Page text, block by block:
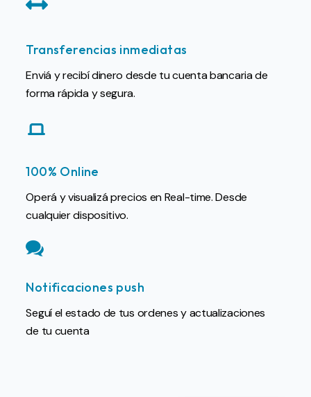
Transferencias inmediatas
Enviá y recibí dinero desde tu cuenta bancaria de
forma rápida y segura.
100% Online
Operá y visualizá precios en Real-time. Desde
cualquier dispositivo.
Notificaciones push
Seguí el estado de tus ordenes y actualizaciones
de tu cuenta